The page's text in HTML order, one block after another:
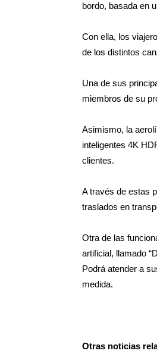
bordo, basada en
Con ella, los
de los distintos
Una de sus
miembros de su
Asimismo, la
inteligentes 4K
clientes.
A través de estas
traslados en
Otra de las
artificial, llamado
Podrá atender a
medida.
Otras noticias